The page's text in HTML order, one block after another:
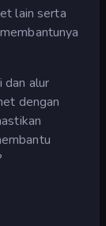
lain serta
dan alur
dengan